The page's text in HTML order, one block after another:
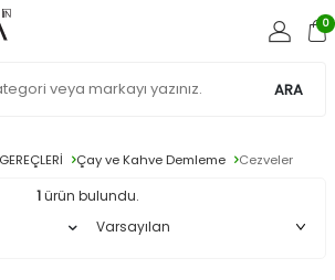
ARA
0
Çay ve Kahve Demleme Cezveler
1ürün bulundu.